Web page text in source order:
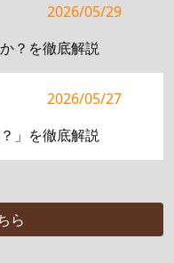
2026/05/29
？を徹底解説
2026/05/27
」を徹底解説
ら